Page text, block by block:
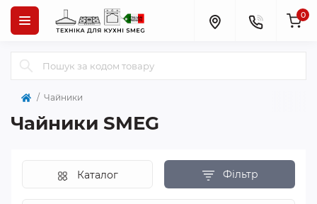
0
Чайники
Чайники SMEG
Фільтр
Каталог